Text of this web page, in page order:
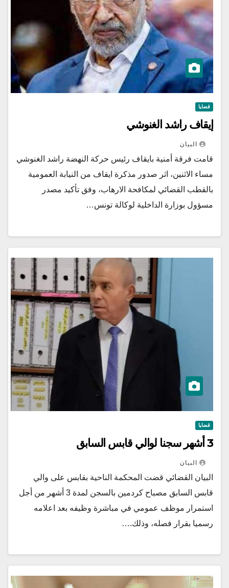
قضايا
إيقاف راشد الغنوشي
البيان
قامت فرقة أمنية بايقاف رئيس حركة النهضة راشد الغنوشي
مساء الاثنين، اثر صدور مذكرة ايقاف من النيابة العمومية
بالقطب القضائي لمكافحة الارهاب، وفق تأكيد مصدر
مسؤول بوزارة الداخلية لوكالة تونس…
قضايا
البيان
البيان القضائي قضت المحكمة الناحية بقابس على والي
قابس السابق مصباح كردمين بالسجن لمدة 3 أشهر من أجل
استمرار موظف عمومي في مباشرة وظيفه بعد اعلامه
رسميا بقرار فصله، وذلك.…